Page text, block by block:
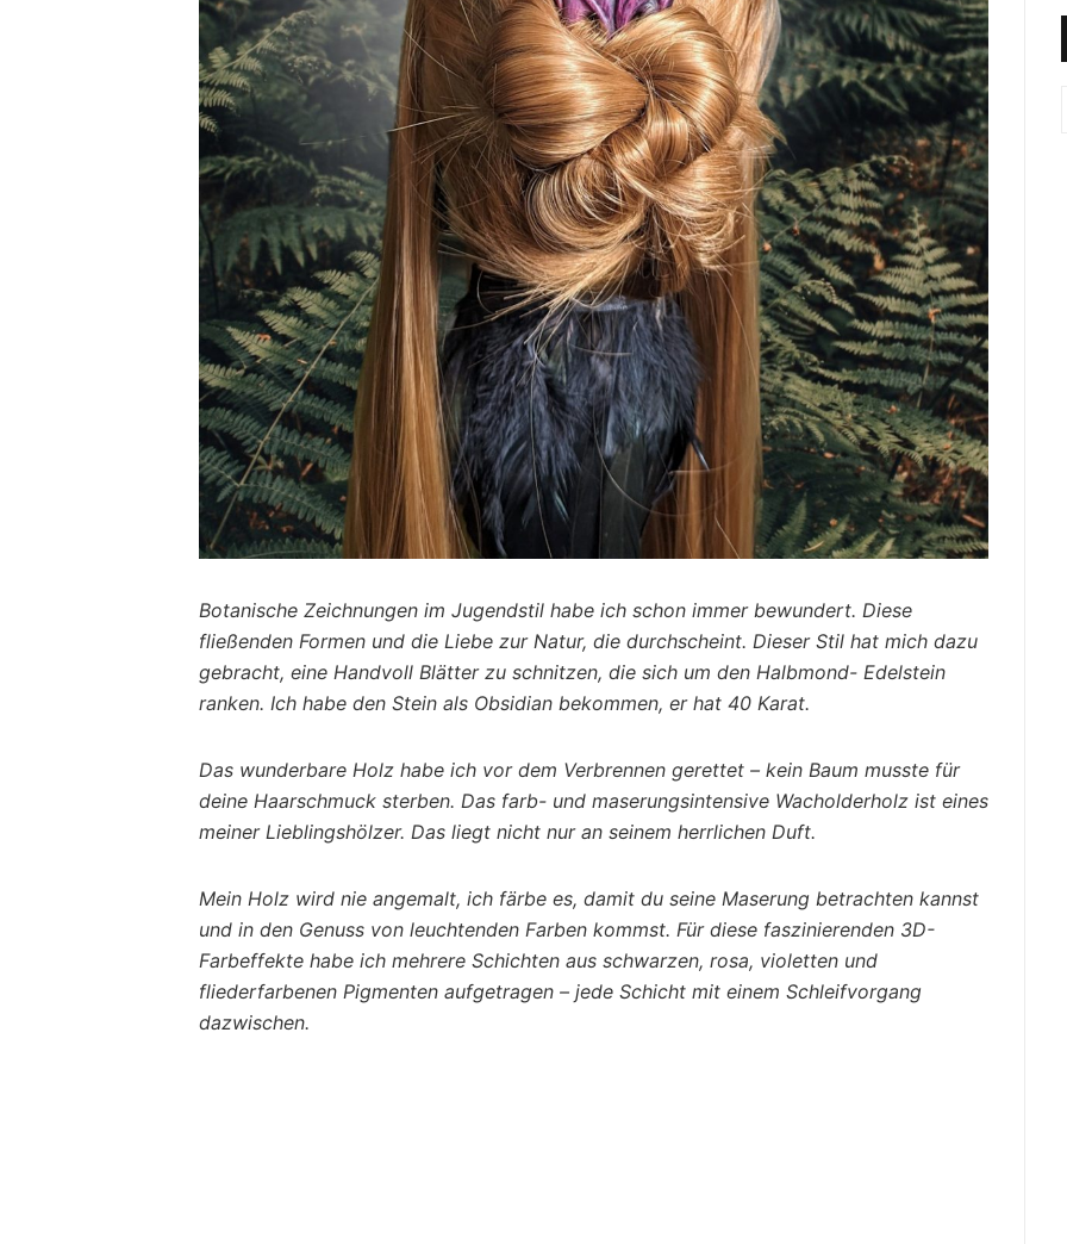
Botanische Zeichnungen im Jugendstil habe ich schon immer bewundert. Diese
fließenden Formen und die Liebe zur Natur, die durchscheint. Dieser Stil hat mich dazu
gebracht, eine Handvoll Blätter zu schnitzen, die sich um den Halbmond- Edelstein
ranken. Ich habe den Stein als Obsidian bekommen, er hat 40 Karat.
Das wunderbare Holz habe ich vor dem Verbrennen gerettet – kein Baum musste für
deine Haarschmuck sterben. Das farb- und maserungsintensive Wacholderholz ist eines
meiner Lieblingshölzer. Das liegt nicht nur an seinem herrlichen Duft.
Mein Holz wird nie angemalt, ich färbe es, damit du seine Maserung betrachten kannst
und in den Genuss von leuchtenden Farben kommst. Für diese faszinierenden 3D-
Farbeffekte habe ich mehrere Schichten aus schwarzen, rosa, violetten und
fliederfarbenen Pigmenten aufgetragen – jede Schicht mit einem Schleifvorgang
dazwischen.